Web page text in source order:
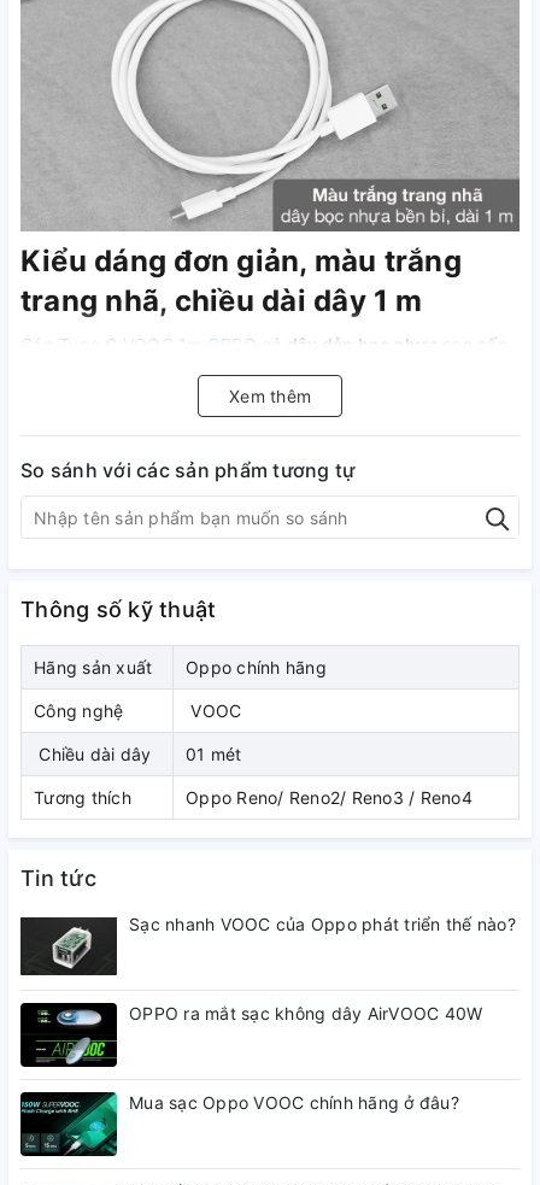
Kiểu dáng đơn giản, màu trắng
trang nhã, chiều dài dây 1 m
Cáp Type C VOOC 1m OPPO có dây dẫn bọc nhựa
cao cấp,
chuôi kim loạicứng cáp tăng độ bền
Tăng tốc độ sạc qua công nghệ
sạc nhanh VOOC với công suất
lớn
Xem thêm
So sánh với các sản phẩm tương tự
Thông số kỹ thuật
Hãng sản xuất Oppo chính hãng
Công nghệ VOOC
Chiều dài dây 01 mét
Tương thích Oppo Reno/ Reno2/ Reno3 / Reno4
Tin tức
Sạc nhanh VOOC của Oppo phát triển thế nào?
OPPO ra mắt sạc không dây AirVOOC 40W
Mua sạc Oppo VOOC chính hãng ở đâu?